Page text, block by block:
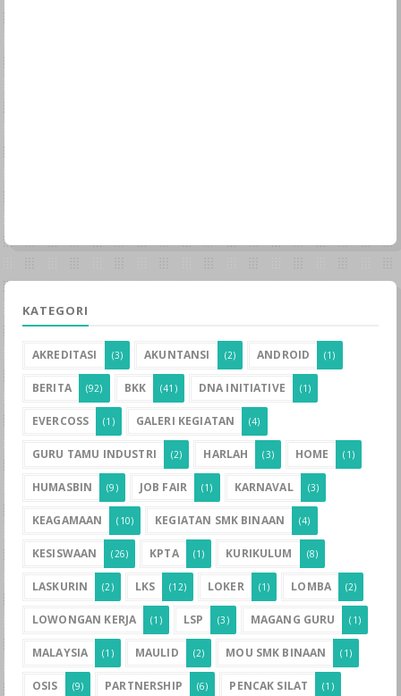
KATEGORI
AKREDITASI (3) AKUNTANSI (2) ANDROID (1)
BERITA (92) BKK (41) DNA INITIATIVE (1)
EVERCOSS (1) GALERI KEGIATAN (4)
GURU TAMU INDUSTRI (2) HARLAH (3) HOME (1)
HUMASBIN (9) JOB FAIR (1) KARNAVAL (3)
KEAGAMAAN (10) KEGIATAN SMK BINAAN (4)
KESISWAAN (26) KPTA (1) KURIKULUM (8)
LASKURIN (2) LKS (12) LOKER (1) LOMBA (2)
LOWONGAN KERJA (1) LSP (3) MAGANG GURU (1)
MALAYSIA (1) MAULID (2) MOU SMK BINAAN (1)
OSIS (9) PARTNERSHIP (6) PENCAK SILAT (1)